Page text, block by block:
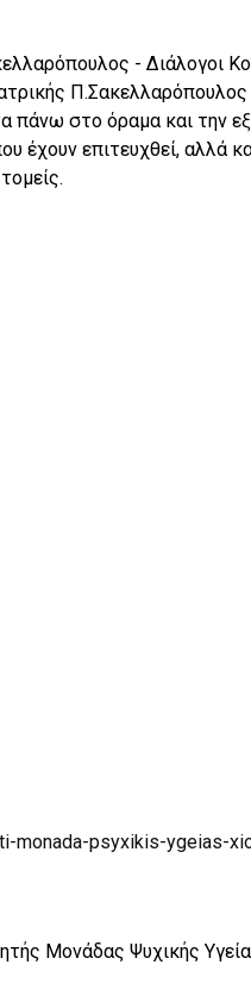
- Διάλογοι
πάνω στο όραμα και την
έχουν επιτευχθεί, αλλά
monada-psyxikis-ygeias-
Μονάδας Ψυχικής